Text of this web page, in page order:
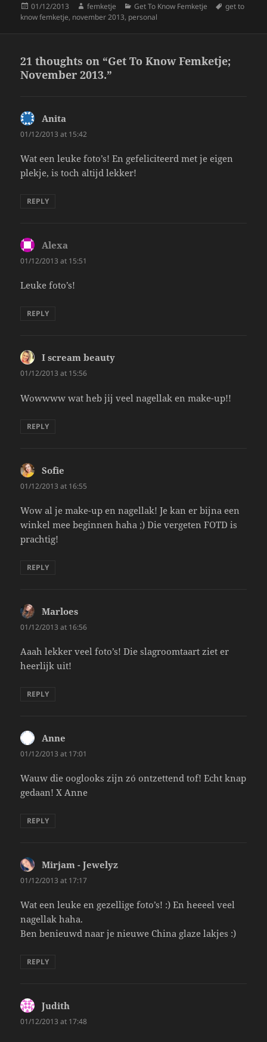
Posted
on
01/12/2013 Author
femketje Categories
Get To Know Femketje Tags
get to
know femketje, november 2013, personal
21 thoughts on “Get To Know Femketje;
November 2013.”
Anita
01/12/2013 at 15:42
Wat een leuke foto’s! En gefeliciteerd met je eigen
plekje, is toch altijd lekker!
REPLY
Alexa
01/12/2013 at 15:51
Leuke foto’s!
REPLY
I scream beauty
01/12/2013 at 15:56
Wowwww wat heb jij veel nagellak en make-up!!
REPLY
Sofie
01/12/2013 at 16:55
Wow al je make-up en nagellak! Je kan er bijna een
winkel mee beginnen haha ;) Die vergeten FOTD is
prachtig!
REPLY
Marloes
01/12/2013 at 16:56
Aaah lekker veel foto’s! Die slagroomtaart ziet er
heerlijk uit!
REPLY
Anne
01/12/2013 at 17:01
Wauw die ooglooks zijn zó ontzettend tof! Echt knap
gedaan! X Anne
REPLY
Mirjam - Jewelyz
01/12/2013 at 17:17
Wat een leuke en gezellige foto’s! :) En heeeel veel
nagellak haha.
Ben benieuwd naar je nieuwe China glaze lakjes :)
REPLY
Judith
01/12/2013 at 17:48